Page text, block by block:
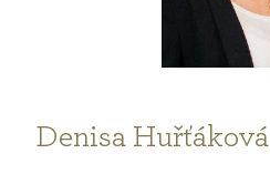
Denisa Huřťáková